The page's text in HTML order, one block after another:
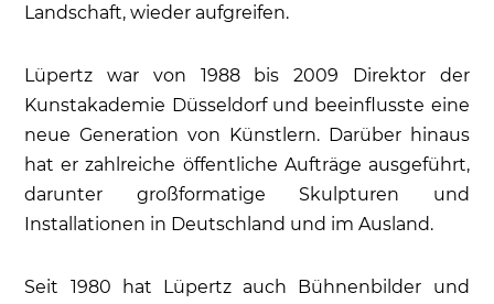
Landschaft, wieder aufgreifen.
Lüpertz war von 1988 bis 2009 Direktor der
Kunstakademie Düsseldorf und beeinflusste eine
neue Generation von Künstlern. Darüber hinaus
hat er zahlreiche öffentliche Aufträge ausgeführt,
darunter großformatige Skulpturen und
Installationen in Deutschland und im Ausland.
Seit 1980 hat Lüpertz auch Bühnenbilder und